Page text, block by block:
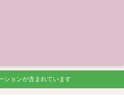
ションが含まれています